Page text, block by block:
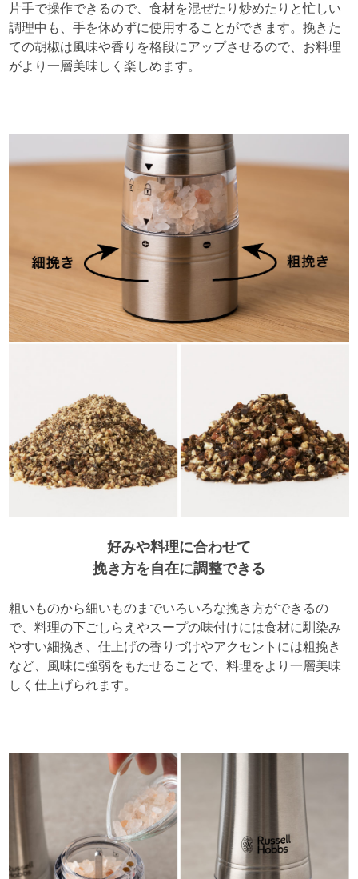
片手で操作できるので、食材を混ぜたり炒めたりと忙しい
調理中も、手を休めずに使用することができます。挽きた
ての胡椒は風味や香りを格段にアップさせるので、お料理
がより一層美味しく楽しめます。
好みや料理に合わせて
挽き方を自在に調整できる
粗いものから細いものまでいろいろな挽き方ができるの
で、料理の下ごしらえやスープの味付けには食材に馴染み
やすい細挽き、仕上げの香りづけやアクセントには粗挽き
など、風味に強弱をもたせることで、料理をより一層美味
しく仕上げられます。